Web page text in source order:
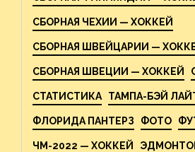
СБОРНАЯ ЧЕХИИ — ХОККЕЙ
СБОРНАЯ ШВЕЙЦАРИИ —
СБОРНАЯ ШВЕЦИИ — ХОККЕЙ
СТАТИСТИКА ТАМПА-БЭЙ
ФЛОРИДА ПАНТЕРЗ ФОТО
ЧМ-2022 — ХОККЕЙ